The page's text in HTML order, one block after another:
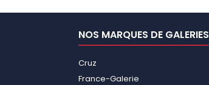
NOS MARQUES DE GALERIES
Cruz
France-Galerie